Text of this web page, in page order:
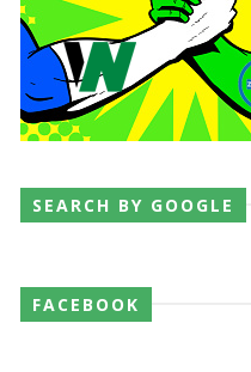
Recomeço na AEW:
Jon Moxley salvou a
junto dos fãs
SCSA867-Aug 07 2026
SEARCH BY GOOGLE
FACEBOOK